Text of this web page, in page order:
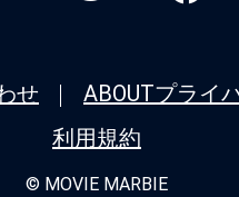
せ ABOUTプライ
利用規約
© MOVIE MARBIE